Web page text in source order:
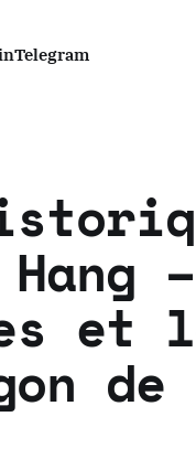
Telegram
–
et
de